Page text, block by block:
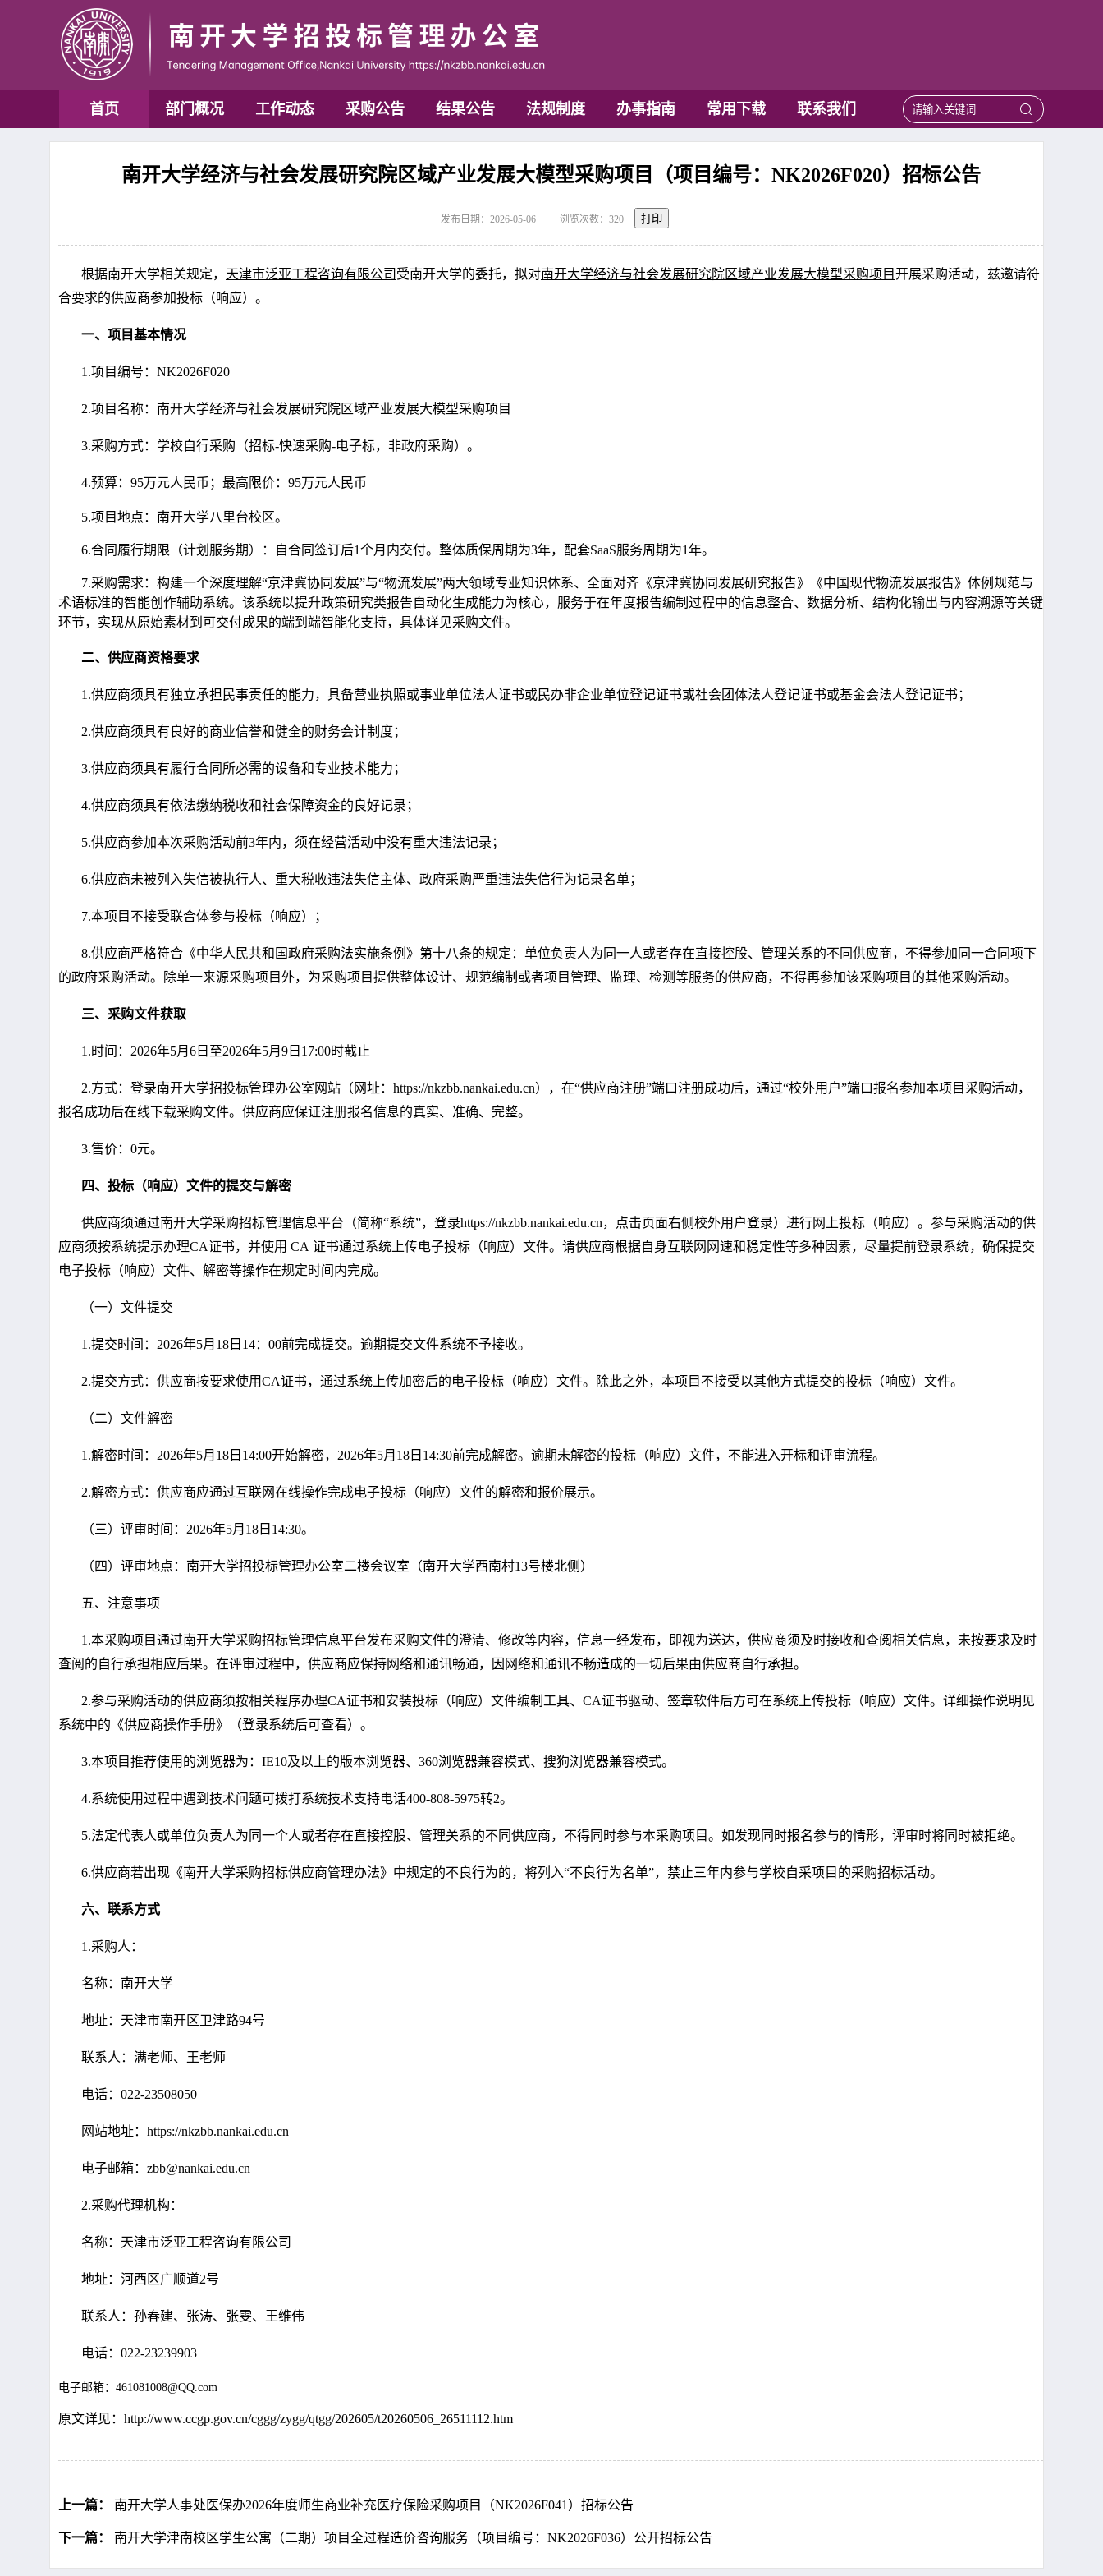
首页 部门概况 工作动态 采购公告 结果公告 法规制度 办事指南 常用下载 联系我们
南开大学经济与社会发展研究院区域产业发展大模型采购项目（项目编号：NK2026F020）招标公告
发布日期：2026-05-06 浏览次数： 320 打印
根据南开大学相关规定， 天津市泛亚工程咨询有限公司 受南开大学的委托， 拟对南开大学经济与社会发展研究院区域产业发展大模型采购项目开展采购活动，兹邀请符
合要求的供应商参加投标 （响应） 。
一、项目基本情况
1.项目编号：NK2026F020
2.项目 名称： 南开大学经济与社会发展研究院区域产业发展大模型采购项目
3.采购方式：学校自行采购（招标-快速采购-电子标，非政府采购）。
4.预算： 95万元人民币；最高限价： 95万元人民币
5.项目地点：南开大学八里台校区。
6.合同履行期限（计划服务期）：自合同签订后1个月内交付。整体质保周期为3年，配套SaaS服务周期为1年。
7.采购需求：构建一个深度理解“京津冀协同发展”与“物流发展”两大领域专业知识体系、全面对齐《京津冀协同发展研究报告》《中国现代物流发展报告》体例规范与
术语标准的智能创作辅助系统。该系统以提升政策研究类报告自动化生成能力为核心，服务于在年度报告编制过程中的信息整合、数据分析、结构化输出与内容溯源等关键
环节，实现从原始素材到可交付成果的端到端智能化支持，具体详见采购文件。
二、供应商资格要求
1.供应商须具有独立承担民事责任的能力，具备营业执照或事业单位法人证书或民办非企业单位登记证书或社会团体法人登记证书或基金会法人登记证书；
2.供应商须具有良好的商业信誉和健全的财务会计制度；
3.供应商须具有履行合同所必需的设备和专业技术能力；
4.供应商须具有依法缴纳税收和社会保障资金的良好记录；
5.供应商参加本次采购活动前3年内，须在经营活动中没有重大违法记录；
6.供应商未被列入失信被执行人、重大税收违法失信主体、政府采购严重违法失信行为记录名单；
7.本项目不接受联合体参与投标（响应） ；
8.供应商严格符合《中华人民共和国政府采购法实施条例》第十八条的规定：单位负责人为同一人或者存在直接控股、管理关系的不同供应商，不得参加同一合同项下
的政府采购活动。除单一来源采购项目外，为采购项目提供整体设计、规范编制或者项目管理、监理、检测等服务的供应商，不得再参加该采购项目的其他采购活动。
三、采购文件获取
1 .时间： 2026年5月6日至2026年5月9日17:00时截止
2.方式：登录南开大学招投标管理办公室网站（网址： https://nkzbb.nankai.edu.cn），在“供应商注册”端口注册成功后，通过“校外用户”端口报名参加本项目采购活动，
报名成功后在线下载采购文件。供应商应保证注册报名信息的真实、准确、完整。
3.售价： 0元。
四、投标（响应）文件的提交与解密
供应商须通过南开大学采购招标管理信息平台（简称“系统”，登录https://nkzbb.nankai.edu.cn，点击页面右侧校外用户登录）进行网上投标（响应）。参与采购活动的供
应商须按系统提示办理CA证书，并使用 CA 证书通过系统上传电子投标（响应）文件。请供应商根据自身互联网网速和稳定性等多种因素，尽量提前登录系统，确保提交
电子投标（响应）文件、解密等操作在规定时间内完成。
（一）文件提交
1.提交时间： 2026年5月18日 14：00前完成提交。逾期提交文件系统不予接收。
2.提交方式：供应商按要求使用CA证书，通过系统上传加密后的电子投标（响应）文件。除此之外，本项目不接受以其他方式提交的投标（响应）文件。
（二）文件解密
1.解密时间： 2026年5月18日 14:00开始解密， 2026年5月18日 14:30前完成解密。逾期未解密的投标（响应）文件，不能进入开标和评审流程。
2.解密方式：供应商应通过互联网在线操作完成电子投标（响应）文件的解密和报价展示。
（三）评审时间： 2026年5月18日 14:30。
（四）评审地点：南开大学招投标管理办公室二楼会议室（南开大学西南村13号楼北侧）
五、注意事项
1.本采购项目通过南开大学采购招标管理信息平台发布采购文件的澄清、修改等内容，信息一经发布，即视为送达，供应商须及时接收和查阅相关信息，未按要求及时
查阅的自行承担相应后果。在评审过程中，供应商应保持网络和通讯畅通，因网络和通讯不畅造成的一切后果由供应商自行承担。
2.参与采购活动的供应商须按相关程序办理CA证书和安装投标（响应）文件编制工具、 CA证书驱动、签章软件后方可在系统上传投标（响应）文件。详细操作说明见
系统中的《供应商操作手册》（登录系统后可查看）。
3.本项目推荐使用的浏览器为： IE10及以上的版本浏览器、 360浏览器兼容模式、搜狗浏览器兼容模式。
4.系统使用过程中遇到技术问题可拨打系统技术支持电话400-808-5975转2。
5.法定代表人或单位负责人为同一个人或者存在直接控股、管理关系的不同供应商，不得同时参与本采购项目。如发现同时报名参与的情形，评审时将同时被拒绝。
6.供应商若出现《南开大学采购招标供应商管理办法》中规定的不良行为的，将列入“不良行为名单”，禁止三年内参与学校自采项目的采购招标活动。
六、联系方式
1.采购人：
名称： 南开大学
地址：天津市南开区卫津路94号
联系人：满老师、王老师
电话： 022-23508050
网站地址： https://nkzbb.nankai.edu.cn
电子邮箱： zbb@nankai.edu.cn
2.采购代理机构：
名称：天津市泛亚工程咨询有限公司
地址：河西区广顺道2号
联系人：孙春建、张涛、张雯、王维伟
电话：022-23239903
电子邮箱：461081008@QQ.com
原文详见： http://www.ccgp.gov.cn/cggg/zygg/qtgg/202605/t20260506_26511112.htm
上一篇： 南开大学人事处医保办2026年度师生商业补充医疗保险采购项目（NK2026F041）招标公告
下一篇： 南开大学津南校区学生公寓（二期）项目全过程造价咨询服务（项目编号：NK2026F036）公开招标公告